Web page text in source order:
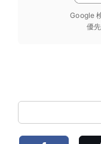
Google
優